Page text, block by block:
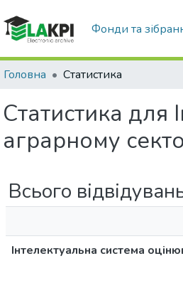
Фонди та
Головна Статистика
Статистика для
аграрному
Всього
Інтелектуальна система